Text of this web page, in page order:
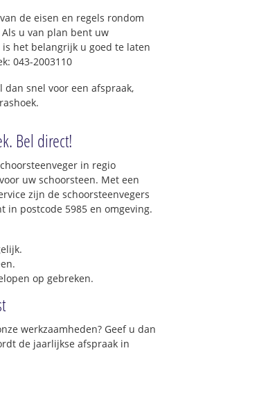
de eisen en regels rondom
u van plan bent uw
het belangrijk u goed te laten
043-2003110
dan snel voor een afspraak,
Bel direct!
in regio
uw schoorsteen. Met een
zijn de schoorsteenvegers
in postcode 5985 en omgeving.
op gebreken.
werkzaamheden? Geef u dan
de jaarlijkse afspraak in